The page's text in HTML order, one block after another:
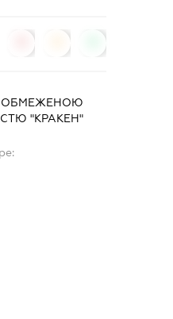
ОБМЕЖЕНОЮ
"КРАКЕН"